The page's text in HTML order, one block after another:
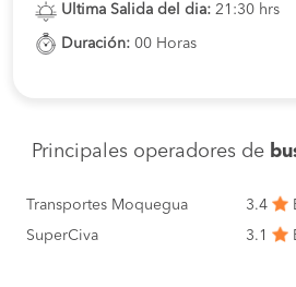
Ultima Salida del dia: 21:30 hrs
Duración: 00 Horas
Principales operadores de
Transportes Moquegua 3.4
SuperCiva
3.1